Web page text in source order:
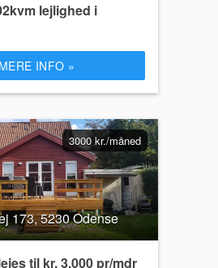
lejlighed i
MERE INFO »
3000 kr./måned
173, 5230 Odense
til kr. 3.000 pr/mdr